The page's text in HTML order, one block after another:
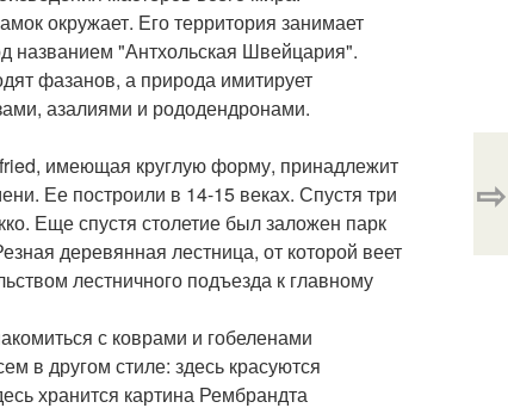
окружает. Его территория занимает
названием "Антхольская Швейцария".
фазанов, а природа имитирует
азалиями и рододендронами.
имеющая круглую форму, принадлежит
Ее построили в 14-15 веках. Спустя три
Еще спустя столетие был заложен парк
деревянная лестница, от которой веет
лестничного подъезда к главному
с коврами и гобеленами
в другом стиле: здесь красуются
хранится картина Рембрандта
⇨